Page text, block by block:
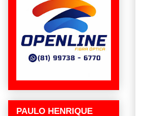
PAULO HENRIQUE